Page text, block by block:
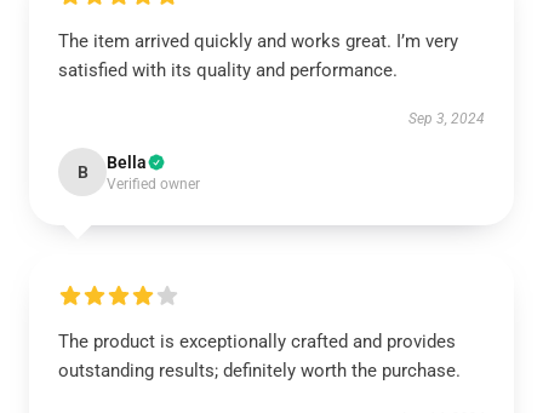
The item arrived quickly and works great. I’m very
satisfied with its quality and performance.
Sep 3, 2024
B Bella
Verified owner
The product is exceptionally crafted and provides
outstanding results; definitely worth the purchase.